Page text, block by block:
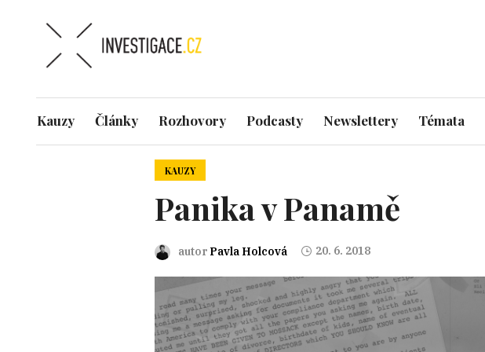
Kauzy Články Rozhovory Podcasty Newslettery Témata
KAUZY
Panika v Panamě
autor Pavla Holcová 20. 6. 2018